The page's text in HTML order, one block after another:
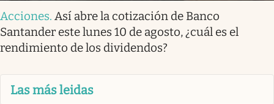
Acciones. Así abre la cotización de Banco
Santander este lunes 10 de agosto, ¿cuál es el
rendimiento de los dividendos?
Las más leidas